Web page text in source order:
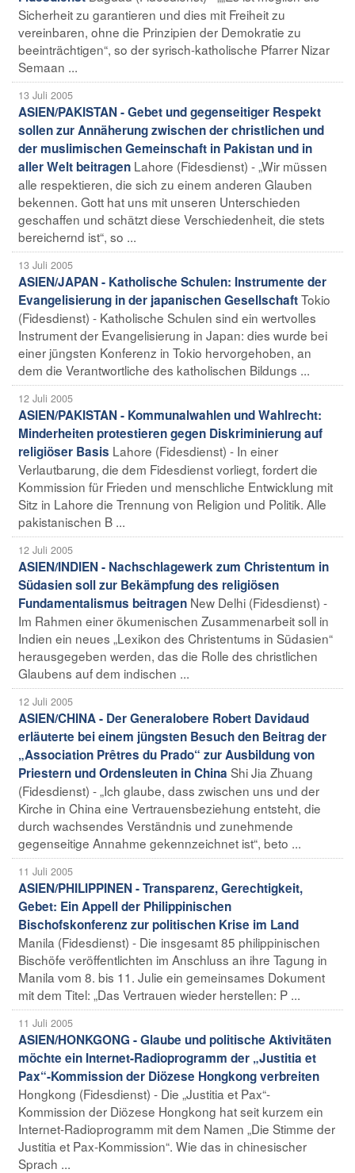
Sicherheit zu garantieren und dies mit Freiheit zu
vereinbaren, ohne die Prinzipien der Demokratie zu
beeinträchtigen“, so der syrisch-katholische Pfarrer Nizar
Semaan ...
13 Juli 2005
ASIEN/PAKISTAN - Gebet und gegenseitiger Respekt
sollen zur Annäherung zwischen der christlichen und
der muslimischen Gemeinschaft in Pakistan und in
aller Welt beitragen Lahore (Fidesdienst) - „Wir müssen
alle respektieren, die sich zu einem anderen Glauben
bekennen. Gott hat uns mit unseren Unterschieden
geschaffen und schätzt diese Verschiedenheit, die stets
bereichernd ist“, so ...
13 Juli 2005
ASIEN/JAPAN - Katholische Schulen: Instrumente der
Evangelisierung in der japanischen GesellschaftTokio
(Fidesdienst) - Katholische Schulen sind ein wertvolles
Instrument der Evangelisierung in Japan: dies wurde bei
einer jüngsten Konferenz in Tokio hervorgehoben, an
dem die Verantwortliche des katholischen Bildungs ...
12 Juli 2005
ASIEN/PAKISTAN - Kommunalwahlen und Wahlrecht:
Minderheiten protestieren gegen Diskriminierung auf
religiöser Basis Lahore (Fidesdienst) - In einer
Verlautbarung, die dem Fidesdienst vorliegt, fordert die
Kommission für Frieden und menschliche Entwicklung mit
Sitz in Lahore die Trennung von Religion und Politik. Alle
pakistanischen B ...
12 Juli 2005
ASIEN/INDIEN - Nachschlagewerk zum Christentum in
Südasien soll zur Bekämpfung des religiösen
Fundamentalismus beitragen New Delhi (Fidesdienst) -
Im Rahmen einer ökumenischen Zusammenarbeit soll in
Indien ein neues „Lexikon des Christentums in Südasien“
herausgegeben werden, das die Rolle des christlichen
Glaubens auf dem indischen ...
12 Juli 2005
ASIEN/CHINA - Der Generalobere Robert Davidaud
erläuterte bei einem jüngsten Besuch den Beitrag der
„Association Prêtres du Prado“ zur Ausbildung von
Priestern und Ordensleuten in China Shi Jia Zhuang
(Fidesdienst) - „Ich glaube, dass zwischen uns und der
Kirche in China eine Vertrauensbeziehung entsteht, die
durch wachsendes Verständnis und zunehmende
gegenseitige Annahme gekennzeichnet ist“, beto ...
11 Juli 2005
ASIEN/PHILIPPINEN - Transparenz, Gerechtigkeit,
Gebet: Ein Appell der Philippinischen
Bischofskonferenz zur politischen Krise im Land
Manila (Fidesdienst) - Die insgesamt 85 philippinischen
Bischöfe veröffentlichten im Anschluss an ihre Tagung in
Manila vom 8. bis 11. Julie ein gemeinsames Dokument
mit dem Titel: „Das Vertrauen wieder herstellen: P ...
11 Juli 2005
ASIEN/HONKGONG - Glaube und politische Aktivitäten
möchte ein Internet-Radioprogramm der „Justitia et
Pax“-Kommission der Diözese Hongkong verbreiten
Hongkong (Fidesdienst) - Die „Justitia et Pax“-
Kommission der Diözese Hongkong hat seit kurzem ein
Internet-Radioprogramm mit dem Namen „Die Stimme der
Justitia et Pax-Kommission“. Wie das in chinesischer
Sprach ...